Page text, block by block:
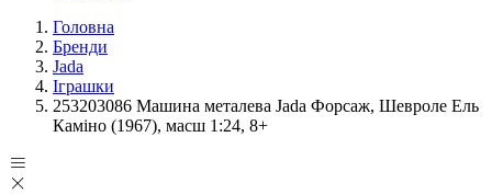
Головна
Бренди
Jada
Іграшки
253203086 Машина металева Jada Форсаж, Шевроле Ель
Каміно (1967), масш 1:24, 8+